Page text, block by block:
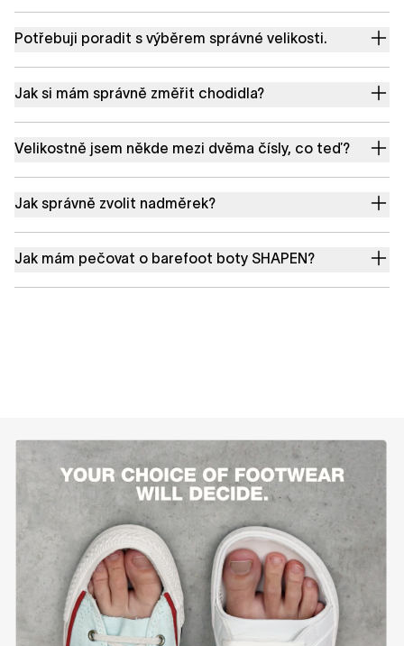
Potřebuji poradit s výběrem správné velikosti.
Jak si mám správně změřit chodidla?
Velikostně jsem někde mezi dvěma čísly, co teď?
Jak správně zvolit nadměrek?
Jak mám pečovat o barefoot boty SHAPEN?